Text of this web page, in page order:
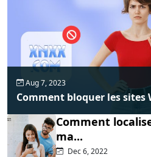
Aug 7, 2023
Comment bloquer les sites
Comment
ma...
Dec 6, 2022